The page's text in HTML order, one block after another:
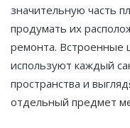
значительную часть
продумать их
ремонта. Встроенные
используют каждый
пространства и
отдельный предмет